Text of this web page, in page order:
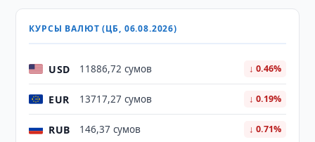
КУРСЫ ВАЛЮТ (ЦБ, 06.08.2026)
USD 11886,72 сумов ↓ 0.46%
EUR 13717,27 сумов ↓ 0.19%
RUB 146,37 сумов ↓ 0.71%